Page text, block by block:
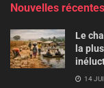
Nouvelles récentes
Le
la
14